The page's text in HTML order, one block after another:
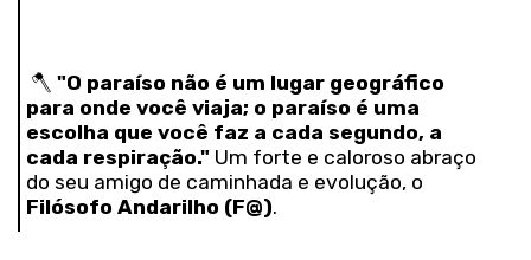
🪓 "O paraíso não é um lugar geográfico
para onde você viaja; o paraíso é uma
escolha que você faz a cada segundo, a
cada respiração." Um forte e caloroso abraço
do seu amigo de caminhada e evolução, o
Filósofo Andarilho (F@).